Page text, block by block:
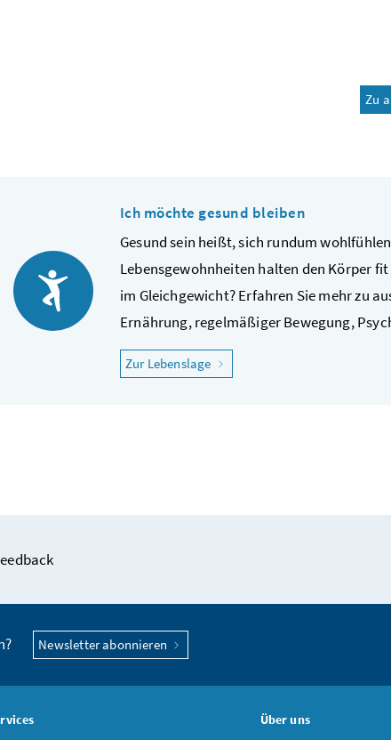
Zu
Ich möchte gesund bleiben
Gesund sein heißt, sich rundum
Lebensgewohnheiten halten den Körper fit
im Gleichgewicht? Erfahren Sie mehr zu
Ernährung, regelmäßiger Bewegung,
Zur Lebenslage "Ich möchte gesund bleiben"
Newsletter abonnieren
Über uns